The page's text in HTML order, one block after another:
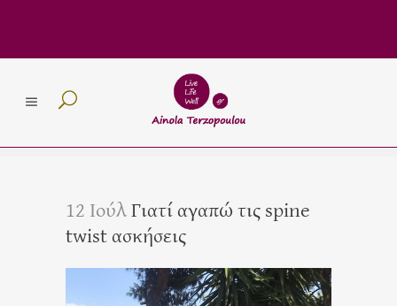
12 ΙούλΓιατί αγαπώ τις spine
twist ασκήσεις